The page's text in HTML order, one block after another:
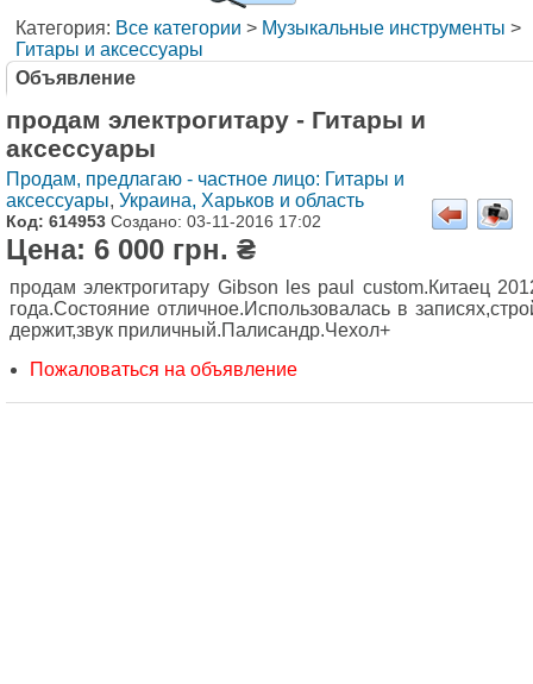
Категория: Все категории > Музыкальные инструменты >
Гитары и аксессуары
Объявление
продам электрогитару - Гитары и
аксессуары
Продам, предлагаю - частное лицо: Гитары и
аксессуары, Украина, Харьков и область
Код: 614953 Создано: 03-11-2016 17:02
Цена: 6 000 грн. ₴
продам электрогитару Gibson les paul custom.Китаец
года.Состояние отличное.Использовалась в
держит,звук приличный.Палисандр.Чехол+
Пожаловаться на объявление